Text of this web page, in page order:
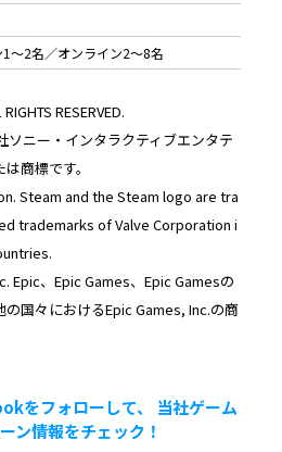
～2名／オンライン2～8名
RESERVED.
ニー・インタラクティブエンタテ
商標です。
Steam and the Steam logo are tra
trademarks of Valve Corporation i
Epic、Epic Games、Epic Gamesの
国々におけるEpic Games, Inc.の商
をフォローして、 当社ゲーム
ン情報をチェック！